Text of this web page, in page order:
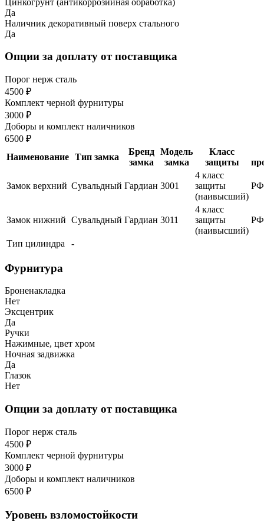
Да
Наличник декоративный поверх стального
Да
Опции за доплату от поставщика
Порог нерж сталь
4500 ₽
Комплект черной фурнитуры
3000 ₽
Доборы и комплект наличников
6500 ₽
Наименование Тип замка
Бренд
замка
Модель
замка
Класс
защиты
Замок верхний Сувальдный Гардиан 3001
4 класс
защиты
(наивысший)
РФ
Замок нижний Сувальдный Гардиан 3011
4 класс
защиты
(наивысший)
РФ
Тип цилиндра -
Фурнитура
Броненакладка
Нет
Эксцентрик
Да
Ручки
Нажимные, цвет хром
Ночная задвижка
Да
Глазок
Нет
Опции за доплату от поставщика
Порог нерж сталь
4500 ₽
Комплект черной фурнитуры
3000 ₽
Доборы и комплект наличников
6500 ₽
Уровень взломостойкости